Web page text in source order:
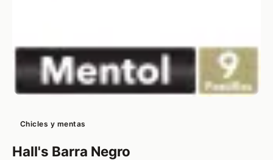
Chicles y mentas
Hall's Barra Negro